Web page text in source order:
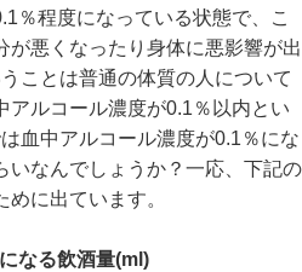
％程度になっている状態で、こ
が悪くなったり身体に悪影響が出
ことは普通の体質の人について
アルコール濃度が0.1％以内とい
血中アルコール濃度が0.1％にな
いなんでしょうか？一応、下記の
に出ています。
なる飲酒量(ml)